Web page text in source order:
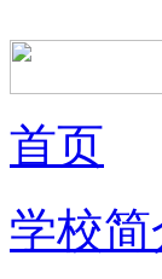
首页
学校简